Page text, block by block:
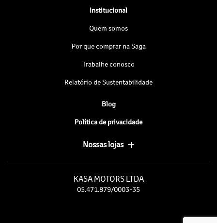
Institucional
Quem somos
Por que comprar na Saga
Trabalhe conosco
Relatório de Sustentabilidade
Blog
Política de privacidade
Nossas lojas
KASA MOTORS LTDA
05.471.879/0003-35